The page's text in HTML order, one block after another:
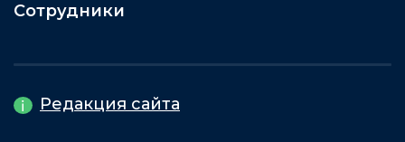
Сотрудники
Редакция сайта